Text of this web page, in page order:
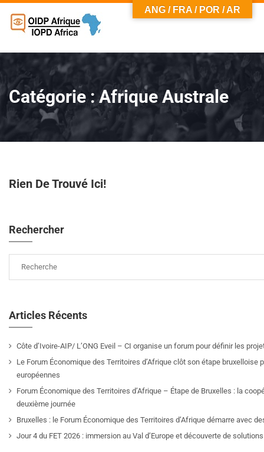
Catégorie :Afrique Australe
Rien De Trouvé Ici!
Rechercher
Articles Récents
Côte d’Ivoire-AIP/ L’ONG Eveil – CI organise un forum pour définir les
Le Forum Économique des Territoires d’Afrique clôt son étape
européennes
Forum Économique des Territoires d’Afrique – Étape de Bruxelles : la
deuxième journée
Bruxelles : le Forum Économique des Territoires d’Afrique démarre avec
Jour 4 du FET 2026 : immersion au Val d’Europe et découverte de
ANG / FRA / POR / AR